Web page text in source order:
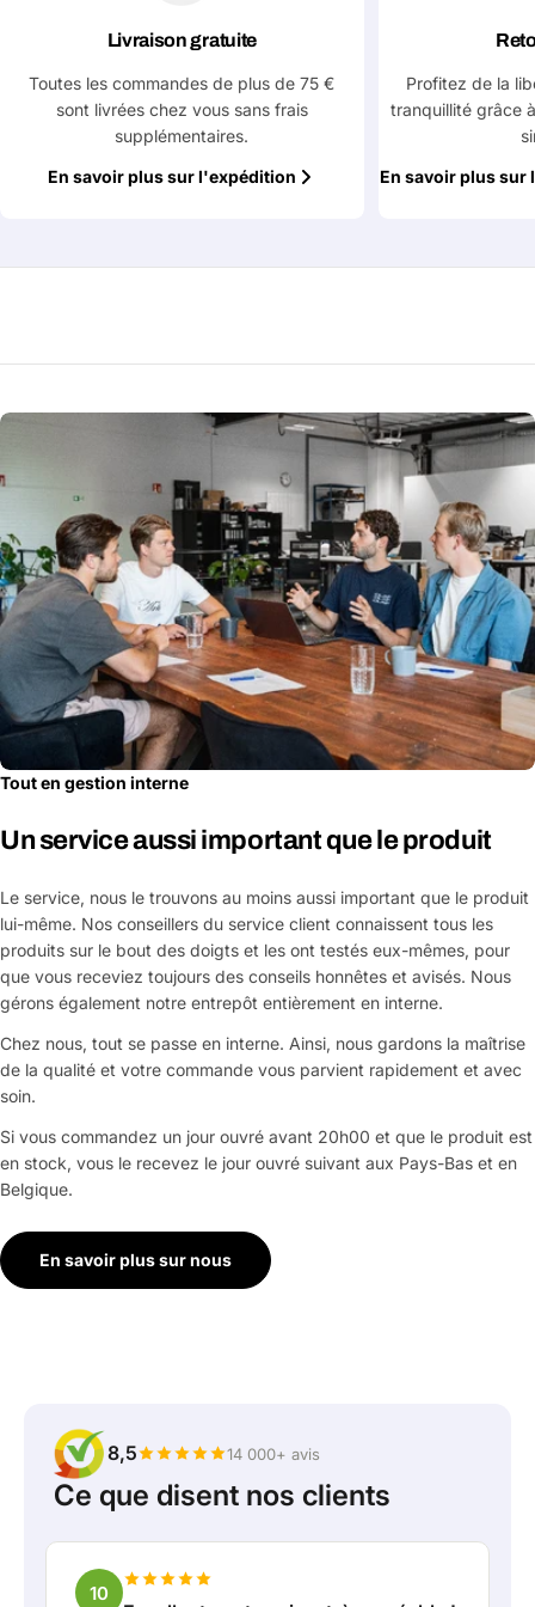
Poser une question
Votre
nom
Votre
email
Livraison gratuite
Toutes les commandes de plus de 75 €
sont livrées chez vous sans frais
supplémentaires.
En savoir plus sur l'expédition
Profitez de la
tranquillité grâce
En savoir plus sur
Tout en gestion interne
Un service aussi important que le produit
Le service, nous le trouvons au moins aussi important que le produit
lui-même. Nos conseillers du service client connaissent tous les
produits sur le bout des doigts et les ont testés eux-mêmes, pour
que vous receviez toujours des conseils honnêtes et avisés. Nous
gérons également notre entrepôt entièrement en interne.
Chez nous, tout se passe en interne. Ainsi, nous gardons la maîtrise
de la qualité et votre commande vous parvient rapidement et avec
soin.
Si vous commandez un jour ouvré avant 20h00 et que le produit est
en stock, vous le recevez le jour ouvré suivant aux Pays-Bas et en
Belgique.
En savoir plus sur nous
8,5 14 000+ avis
Ce que disent nos clients
10